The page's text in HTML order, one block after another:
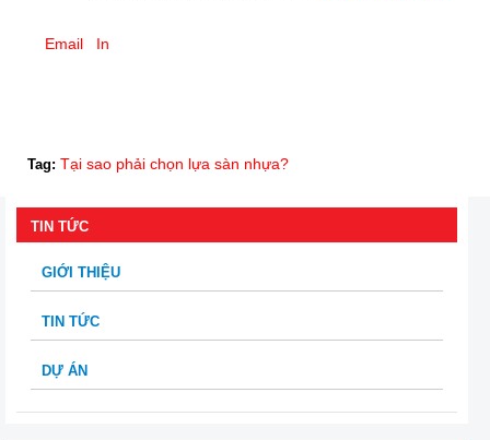
Email In
Tag: Tại sao phải chọn lựa sàn nhựa?
TIN TỨC
GIỚI THIỆU
TIN TỨC
DỰ ÁN